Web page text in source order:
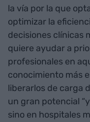
la vía por la que
optimizar la
decisiones clínicas
quiere ayudar a
profesionales en
conocimiento más
liberarlos de carga
un gran potencial
sino en hospitales